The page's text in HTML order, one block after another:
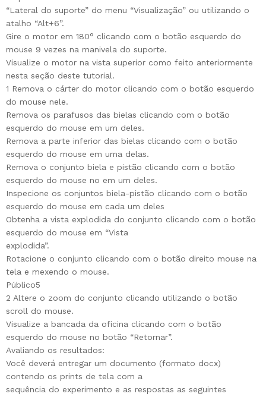
“Lateral do suporte” do menu “Visualização” ou utilizando o
atalho “Alt+6”.
Gire o motor em 180° clicando com o botão esquerdo do
mouse 9 vezes na manivela do suporte.
Visualize o motor na vista superior como feito anteriormente
nesta seção deste tutorial.
1 Remova o cárter do motor clicando com o botão esquerdo
do mouse nele.
Remova os parafusos das bielas clicando com o botão
esquerdo do mouse em um deles.
Remova a parte inferior das bielas clicando com o botão
esquerdo do mouse em uma delas.
Remova o conjunto biela e pistão clicando com o botão
esquerdo do mouse no em um deles.
Inspecione os conjuntos biela-pistão clicando com o botão
esquerdo do mouse em cada um deles
Obtenha a vista explodida do conjunto clicando com o botão
esquerdo do mouse em “Vista
explodida”.
Rotacione o conjunto clicando com o botão direito mouse na
tela e mexendo o mouse.
Público5
2 Altere o zoom do conjunto clicando utilizando o botão
scroll do mouse.
Visualize a bancada da oficina clicando com o botão
esquerdo do mouse no botão “Retornar”.
Avaliando os resultados:
Você deverá entregar um documento (formato docx)
contendo os prints de tela com a
sequência do experimento e as respostas as seguintes